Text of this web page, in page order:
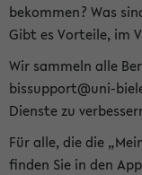
bekommen? Was
Gibt es Vorteile, im
Wir sammeln alle
bissupport@uni-
Dienste zu
Für alle, die die
finden Sie in den